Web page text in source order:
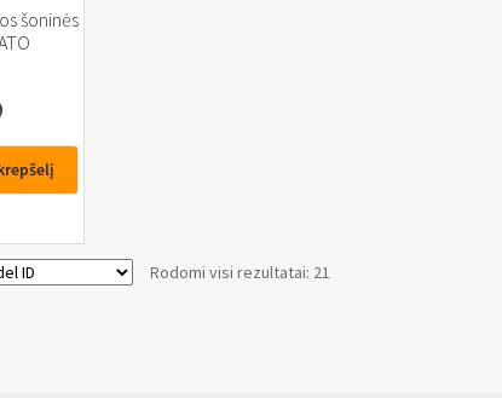
šoninės
Rodomi visi rezultatai: 21